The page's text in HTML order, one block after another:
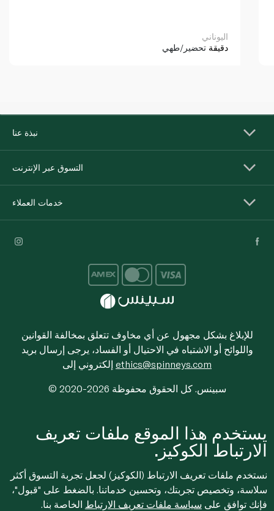
اليوناني
دقيقة تحضير/طهي
نبذة عنا
التسوق عبر الإنترنت
خدمات العملاء
للإبلاغ بشكل مجهول عن أي مخاوف تتعلق بمخالفة القوانين
واللوائح أو الاشتباه في الاحتيال أو الفساد، يرجى إرسال بريد
ethics@spinneys.com
© 2020-2026 سبينس. كل الحقوق محفوظة
يستخدم هذا الموقع ملفات تعريف
الارتباط الكوكيز.
نستخدم ملفات تعريف الارتباط (الكوكيز) لجعل تجربة التسوق أكثر
سلاسة، وتخصيص تجربتك، وتحسين خدماتنا. بالضغط على "قبول"،
فإنك توافق على سياسة ملفات تعريف الارتباط الخاصة بنا.